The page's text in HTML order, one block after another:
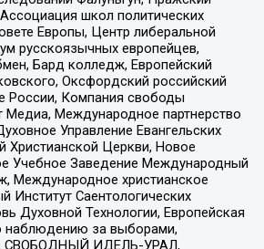
школ политических
Европы, Центр либеральной
русскоязычных европейцев,
Бард колледж, Европейский
Оксфордский российский
Компания свободы
Международное партнерство
Управление Евангельских
Христианской Церкви, Новое
Учебное Заведение Международный
Международное христианское
Институт Саентологических
Духовной Технологии, Европейская
наблюдению за выборами,
СВОБОДНЫЙ ИДЕЛЬ-УРАЛ,